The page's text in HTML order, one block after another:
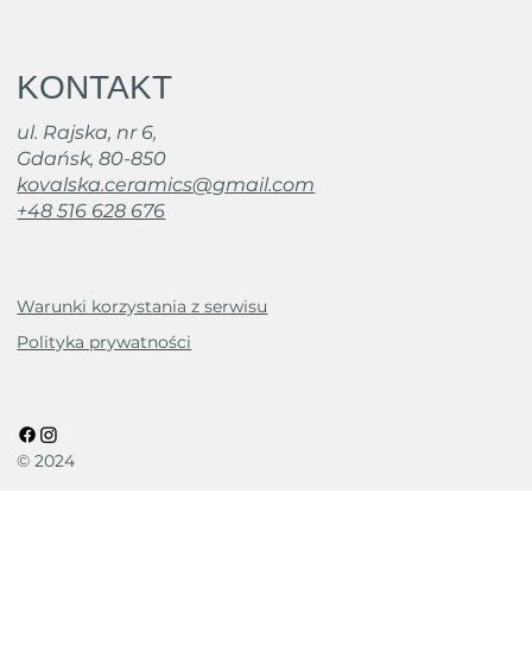
KONTAKT
ul. Rajska, nr 6,
Gdańsk, 80-850
kovalska.ceramics@gmail.com
+48 516 628 676
Warunki korzystania z serwisu
Polityka prywatności
© 2024